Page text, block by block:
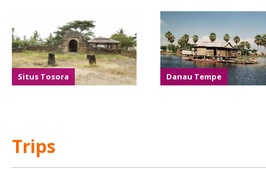
Situs Tosora Danau Tempe
Trips